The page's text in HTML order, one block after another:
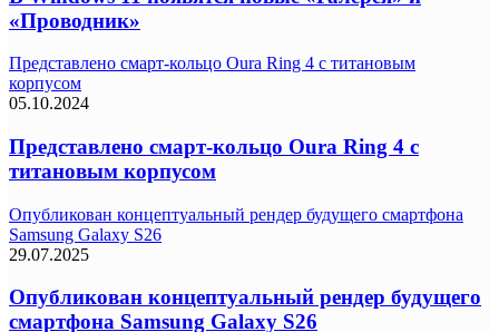
«Проводник»
Представлено смарт-кольцо Oura Ring 4 с титановым
корпусом
05.10.2024
Представлено смарт-кольцо Oura Ring 4 с
титановым корпусом
Опубликован концептуальный рендер будущего смартфона
Samsung Galaxy S26
29.07.2025
Опубликован концептуальный рендер будущего
смартфона Samsung Galaxy S26